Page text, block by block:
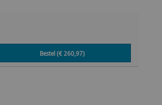
Bestel (€260,97)